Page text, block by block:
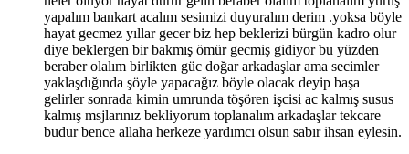
yapalım bankart acalım sesimizi duyuralım derim .yoksa böyle
hayat gecmez yıllar gecer biz hep beklerizi bürgün kadro olur
diye beklergen bir bakmış ömür gecmiş gidiyor bu yüzden
beraber olalım birlikten güc doğar arkadaşlar ama secimler
yaklaşdığında şöyle yapacağız böyle olacak deyip başa
gelirler sonrada kimin umrunda töşören işcisi ac kalmış susus
kalmış msjlarınız bekliyorum toplanalım arkadaşlar tekcare
budur bence allaha herkeze yardımcı olsun sabır ihsan eylesin.